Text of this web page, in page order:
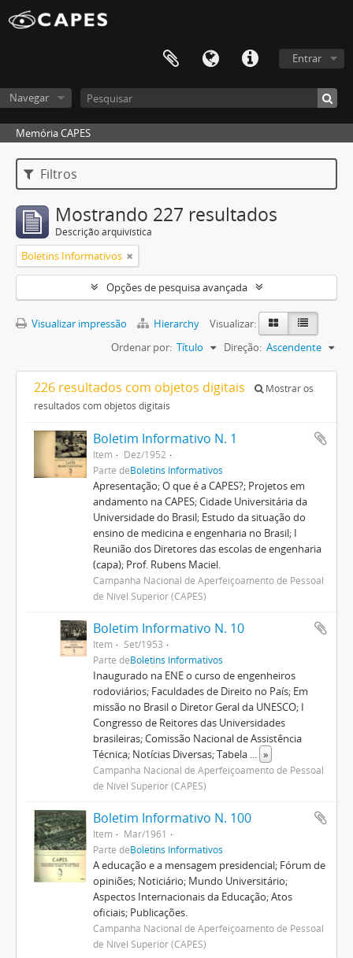
Entrar
Navegar
Memória CAPES
Filtros
Mostrando 227 resultados
Descrição arquivística
Boletins Informativos
Opções de pesquisa avançada
Visualizar impressão Hierarchy
Visualizar:
Ordenar por: Título Direção: Ascendente
226 resultados com objetos digitais
Mostrar os
resultados com objetos digitais
Boletim Informativo N. 1
Item
Dez/1952
Parte deBoletins Informativos
Apresentação; O que é a CAPES?; Projetos em
andamento na CAPES; Cidade Universitária da
Universidade do Brasil; Estudo da situação do
ensino de medicina e engenharia no Brasil; I
Reunião dos Diretores das escolas de engenharia
(capa); Prof. Rubens Maciel.
Campanha Nacional de Aperfeiçoamento de Pessoal
de Nível Superior (CAPES)
Boletim Informativo N. 10
Item
Set/1953
Parte deBoletins Informativos
Inaugurado na ENE o curso de engenheiros
rodoviários; Faculdades de Direito no País; Em
missão no Brasil o Diretor Geral da UNESCO; I
Congresso de Reitores das Universidades
brasileiras; Comissão Nacional de Assistência
Técnica; Notícias Diversas; Tabela ... »
Campanha Nacional de Aperfeiçoamento de Pessoal
de Nível Superior (CAPES)
Boletim Informativo N. 100
Item
Mar/1961
Parte deBoletins Informativos
A educação e a mensagem presidencial; Fórum de
opiniões; Noticiário; Mundo Universitário;
Aspectos Internacionais da Educação; Atos
oficiais; Publicações.
Campanha Nacional de Aperfeiçoamento de Pessoal
de Nível Superior (CAPES)